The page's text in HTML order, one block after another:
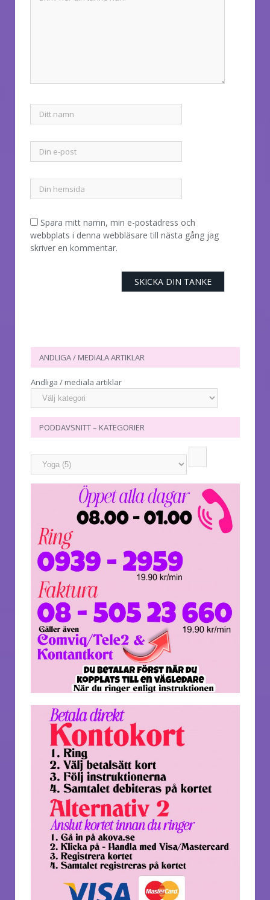
Spara mitt namn, min e-postadress och
webbplats i denna webbläsare till nästa gång jag
skriver en kommentar.
ANDLIGA / MEDIALA ARTIKLAR
Andliga / mediala artiklar
PODDAVSNITT – KATEGORIER